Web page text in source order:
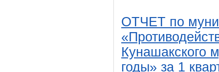
ОТЧЕТ по
Кунашакского
годы» за 1